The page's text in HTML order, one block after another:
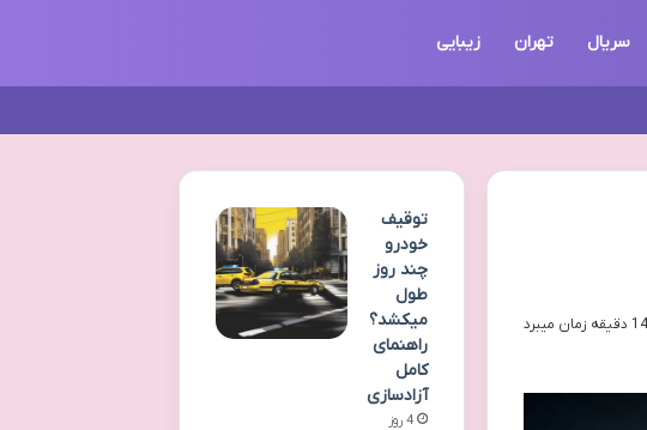
سریال تهران زیبایی
توقیف
خودرو
چند روز
طول
میکشد؟
راهنمای
کامل
آزادسازی
4 روز